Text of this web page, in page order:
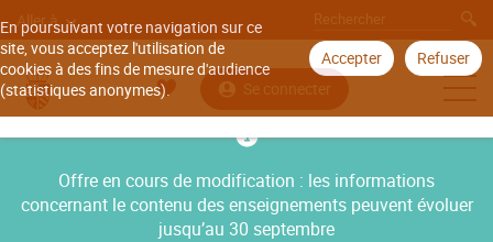
En poursuivant votre navigation sur ce
site, vous acceptez l'utilisation de
cookies à des fins de mesure d'audience
(statistiques anonymes).
Accepter Refuser
Aller à
Se connecter
Offre en cours de modification : les informations
concernant le contenu des enseignements peuvent évoluer
jusqu’au 30 septembre